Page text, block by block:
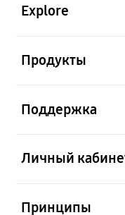
Explore
Продукты
Поддержка
Личный
Принципы